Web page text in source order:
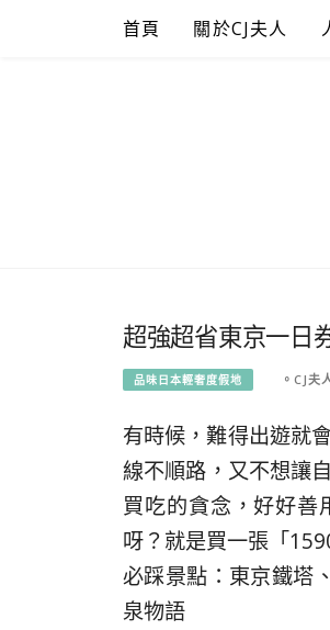
首頁 關於CJ夫人
超強超省東京一日
品味日本輕奢度假地 。CJ夫
有時候，難得出遊就
線不順路，又不想讓
買吃的貪念，好好
呀？就是買一張「
必踩景點：東京鐵塔
泉物語